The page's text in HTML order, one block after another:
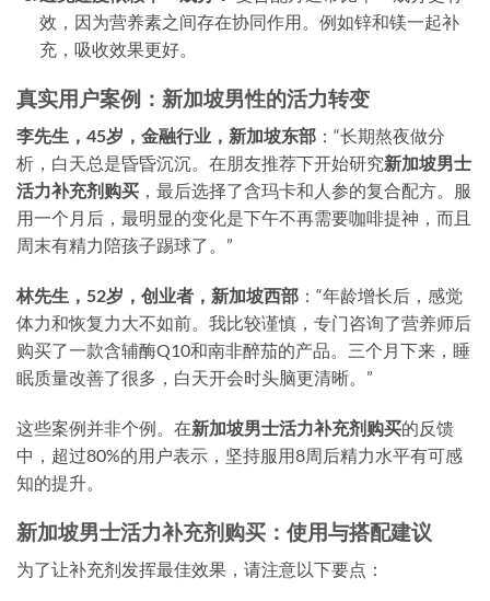
效，因为营养素之间存在协同作用。例如锌和镁一起补
充，吸收效果更好。
真实用户案例：新加坡男性的活力转变
李先生，45岁，金融行业，新加坡东部 ：“长期熬夜做分
析，白天总是昏昏沉沉。在朋友推荐下开始研究新加坡男士
活力补充剂购买 ，最后选择了含玛卡和人参的复合配方。服
用一个月后，最明显的变化是下午不再需要咖啡提神，而且
周末有精力陪孩子踢球了。”
林先生，52岁，创业者，新加坡西部 ：“年龄增长后，感觉
体力和恢复力大不如前。我比较谨慎，专门咨询了营养师后
购买了一款含辅酶Q10和南非醉茄的产品。三个月下来，睡
眠质量改善了很多，白天开会时头脑更清晰。”
这些案例并非个例。在新加坡男士活力补充剂购买的反馈
中，超过80%的用户表示，坚持服用8周后精力水平有可感
知的提升。
新加坡男士活力补充剂购买：使用与搭配建议
为了让补充剂发挥最佳效果，请注意以下要点：